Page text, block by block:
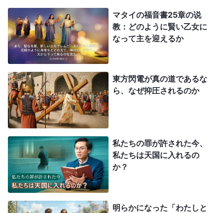
いどうして勝利者になれるでしょうか？ さらに言
えば、私たちが自分の力だけを頼みにして働き苦労
し、捕らえ投獄されたときに主の名を否定すること
を拒み、無神論者である政府の迫害をとおって証に
の信仰を持っているのだと言われるかもしれませ
ん。けれども、自分の堕落した性質は変わっておら
ず、私たちは自分の堕落した本性や本質にたいする
真の理解を欠いており、まだ神に従い神を恐れ、悪
を避ける人にはなっていません。聖書の言う14万4
千人の勝利者の基準には至っていません。では大い
なる災が起こる前に、神によって勝利者とされるよ
うにするにはどのようにすべきでしょうか。
マタイの福音書25章の说
教：どのように賢い乙女に
なって主を迎えるか
東方閃電が真の道であるな
ら、なぜ抑圧されるのか
私たちの罪が許された今、
私たちは天国に入れるの
か？
明らかになった「わたしと